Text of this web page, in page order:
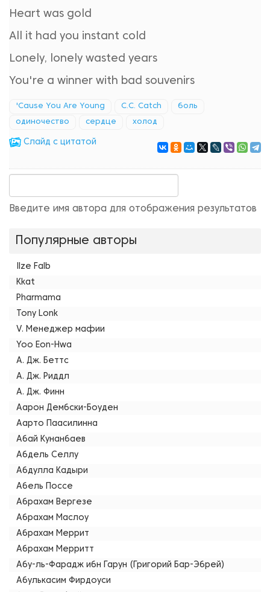
Heart was gold
All it had you instant cold
Lonely, lonely wasted years
You're a winner with bad souvenirs
'Cause You Are Young C.C. Catch боль
одиночество сердце холод
Cлайд с цитатой
Введите имя автора для отображения результатов
Популярные авторы
Ilze Falb
Kkat
Pharmama
Tony Lonk
V. Менеджер мафии
Yoo Eon-Hwa
А. Дж. Беттс
А. Дж. Риддл
А. Дж. Финн
Аарон Дембски-Боуден
Аарто Паасилинна
Абай Кунанбаев
Абдель Селлу
Абдулла Кадыри
Абель Поссе
Абрахам Вергезе
Абрахам Маслоу
Абрахам Меррит
Абрахам Мерритт
Абу-ль-Фарадж ибн Гарун (Григорий Бар-Эбрей)
Абулькасим Фирдоуси